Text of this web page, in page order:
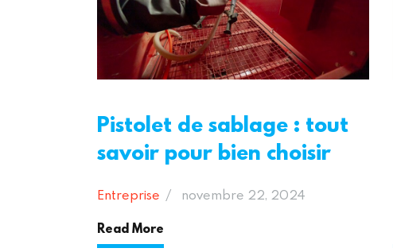
Pistolet de sablage : tout
savoir pour bien choisir
Entreprise novembre 22, 2024
Read More